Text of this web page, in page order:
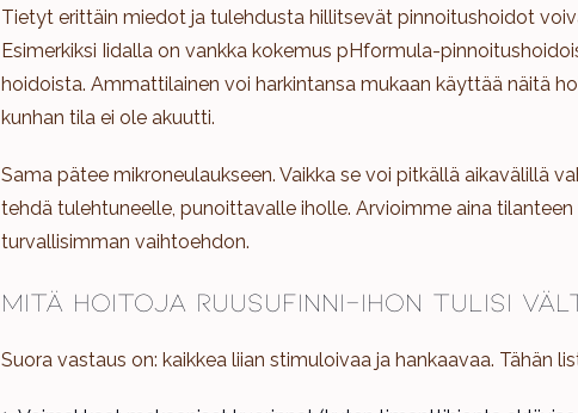
Tietyt erittäin miedot ja tulehdusta hillitsevät pinnoitushoidot
Esimerkiksi Iidalla on vankka kokemus pHformula-
hoidoista. Ammattilainen voi harkintansa mukaan käyttää näitä
kunhan tila ei ole akuutti.
Sama pätee mikroneulaukseen. Vaikka se voi pitkällä aikavälillä
tehdä tulehtuneelle, punoittavalle iholle. Arvioimme aina
turvallisimman vaihtoehdon.
Mitä hoitoja ruusufinni-ihon tulisi
Suora vastaus on: kaikkea liian stimuloivaa ja hankaavaa. Tähän